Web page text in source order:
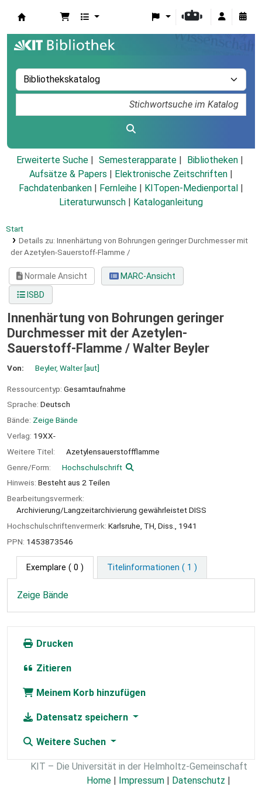
Erweiterte Suche Semesterapparate
Bibliotheken
Aufsätze & Papers
Elektronische Zeitschriften
Fachdatenbanken
Fernleihe KITopen-Medienportal
Literaturwunsch
Kataloganleitung
Start
Details zu: Innenhärtung von Bohrungen geringer Durchmesser mit
der Azetylen-Sauerstoff-Flamme /
Normale Ansicht
MARC-Ansicht
ISBD
Innenhärtung von Bohrungen geringer
Durchmesser mit der Azetylen-
Sauerstoff-Flamme / Walter Beyler
Von: Beyler, Walter[aut]
Ressourcentyp: Gesamtaufnahme
Sprache: Deutsch
Bände: Zeige Bände
Verlag: 19XX-
Weitere Titel:
Azetylensauerstoffflamme
Genre/Form:
Hochschulschrift
Hinweis: Besteht aus 2 Teilen
Bearbeitungsvermerk:
Archivierung/Langzeitarchivierung gewährleistet DISS
Hochschulschriftenvermerk: Karlsruhe, TH, Diss., 1941
PPN: 1453873546
Exemplare ( 0 ) Titelinformationen ( 1 )
Zeige Bände
Drucken
Zitieren
Meinem Korb hinzufügen
Datensatz speichern
Weitere Suchen
KIT – Die Universität in der Helmholtz-Gemeinschaft
Home | Impressum | Datenschutz |